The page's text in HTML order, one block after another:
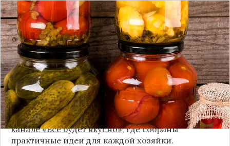
Каждый год, когда приходит пора богатого
урожая, я стараюсь сохранить максимум летних
витаминов. Закатки в банки — это, безусловно,
классика, которая никуда не уходит из нашей
жизни. Но современный подход к хранению
продуктов показывает, что есть и более простые,
быстрые и удобные способы.
Сегодня я делюсь своими любимыми рецептами
без банок и долгих стерилизаций. Подробнее и с
пошаговыми инструкциями их можно найти на
канале «Все будет вкусно», где собраны
практичные идеи для каждой хозяйки.